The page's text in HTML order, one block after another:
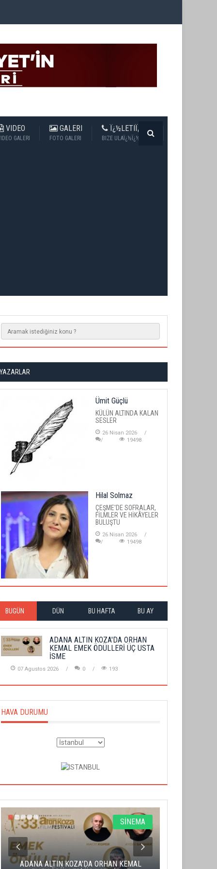
VIDEO
GALERI
GALERI
FOTO GALERI
Ï¿½LETIÏ¿½IM
BIZE ULAÏ¿½Ï¿½N
YAZARLAR
Ümit Güçlü
KÜLÜN ALTINDA KALAN
SESLER
26 Nisan 2026
19498
Hilal Solmaz
ÇEŞME'DE SOFRALAR,
FİLMLER VE HİKÂYELER
BULUŞTU
26 Nisan 2026
19498
BUGÜN DÜN BU HAFTA BU AY
ADANA ALTIN KOZA'DA ORHAN
KEMAL EMEK ÖDÜLLERİ ÜÇ USTA
İSME
07 Agustos 2026 0 193
HAVA DURUMU
SİNEMA
ADANA ALTIN KOZA'DA ORHAN KEMAL